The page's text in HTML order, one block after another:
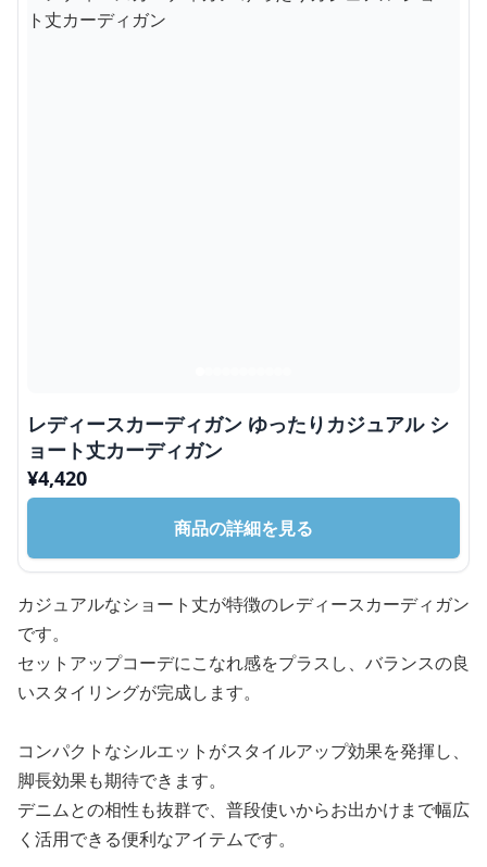
レディースカーディガン ゆったりカジュアル シ
ョート丈カーディガン
¥4,420
商品の詳細を見る
カジュアルなショート丈が特徴のレディースカーディガン
です。
セットアップコーデにこなれ感をプラスし、バランスの良
いスタイリングが完成します。
コンパクトなシルエットがスタイルアップ効果を発揮し、
脚長効果も期待できます。
デニムとの相性も抜群で、普段使いからお出かけまで幅広
く活用できる便利なアイテムです。